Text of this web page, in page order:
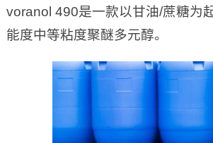
voranol 490是一款以甘油/蔗糖为
能度中等粘度聚醚多元醇。